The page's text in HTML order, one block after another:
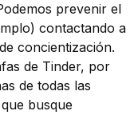
prevenir el
contactando a
concientización.
de Tinder, por
de todas las
busque